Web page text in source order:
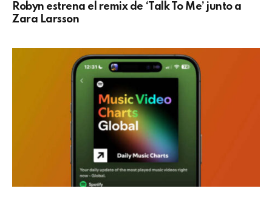
Robyn estrena el remix de ‘Talk To Me’ junto a
Zara Larsson